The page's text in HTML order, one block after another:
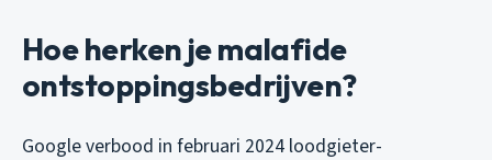
Hoe herken je malafide
ontstoppingsbedrijven?
Google verbood in februari 2024 loodgieter-